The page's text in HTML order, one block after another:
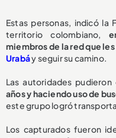
Estas personas, indicó la
territorio colombiano,
miembros de la red que
Urabáy seguir su camino.
Las autoridades
años y haciendo uso de
este grupo logró
Los capturados fueron